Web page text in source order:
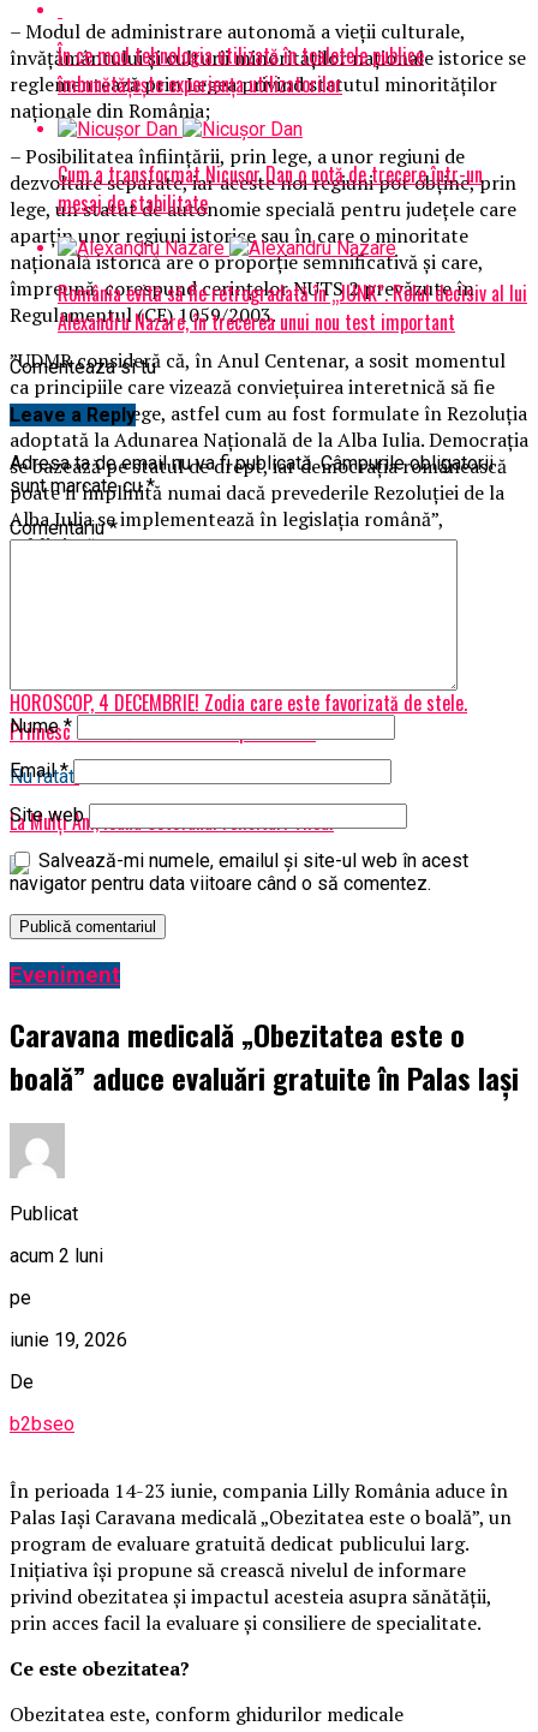
– Modul de administrare autonomă a vieţii culturale,
învăţământului şi culturii minorităţilor naţionale istorice se
reglementează prin Legea privind statutul minorităţilor
naţionale din România;
– Posibilitatea înfiinţării, prin lege, a unor regiuni de
dezvoltare separate, iar aceste noi regiuni pot obţine, prin
lege, un statut de autonomie specială pentru judeţele care
aparţin unor regiuni istorice sau în care o minoritate
naţională istorică are o proporţie semnificativă şi care,
împreună, corespund cerinţelor NUTS 2 prevăzute în
Regulamentul (CE) 1059/2003.
”UDMR consideră că, în Anul Centenar, a sosit momentul
ca principiile care vizează convieţuirea interetnică să fie
transpuse în lege, astfel cum au fost formulate în Rezoluţia
adoptată la Adunarea Naţională de la Alba Iulia. Democraţia
se bazează pe statul de drept, iar democraţia românească
poate fi împlinită numai dacă prevederile Rezoluţiei de la
Alba Iulia se implementează în legislaţia română”,
subliniază UDMR.
HOROSCOP, 4 DECEMBRIE! Zodia care este favorizată de stele.
Primesc o ofertă de nerefuzat | BacauAZI
Nu ratati
La Mulți Ani, Ioana Cotofana! Felicitari Thea!
În ce mod tehnologia utilizată în toaletele publice
îmbunătățește experiența utilizatorilor
Cum a transformat Nicușor Dan o notă de trecere într-un
mesaj de stabilitate
România evită să fie retrogradată în „JUNK”. Rolul decisiv al lui
Alexandru Nazare, în trecerea unui nou test important
Comenteaza si tu
Leave a Reply
Adresa ta de email nu va fi publicată. Câmpurile obligatorii
sunt marcate cu*
Comentariu*
Nume*
Email*
Site web
Salvează-mi numele, emailul și site-ul web în acest
navigator pentru data viitoare când o să comentez.
Eveniment
Caravana medicală „Obezitatea este o
boală” aduce evaluări gratuite în Palas Iași
Publicat
acum 2 luni
pe
iunie 19, 2026
De
b2bseo
În perioada 14-23 iunie, compania Lilly România aduce în
Palas Iași Caravana medicală „Obezitatea este o boală”, un
program de evaluare gratuită dedicat publicului larg.
Inițiativa își propune să crească nivelul de informare
privind obezitatea și impactul acesteia asupra sănătății,
prin acces facil la evaluare și consiliere de specialitate.
Ce este obezitatea?
Obezitatea este, conform ghidurilor medicale